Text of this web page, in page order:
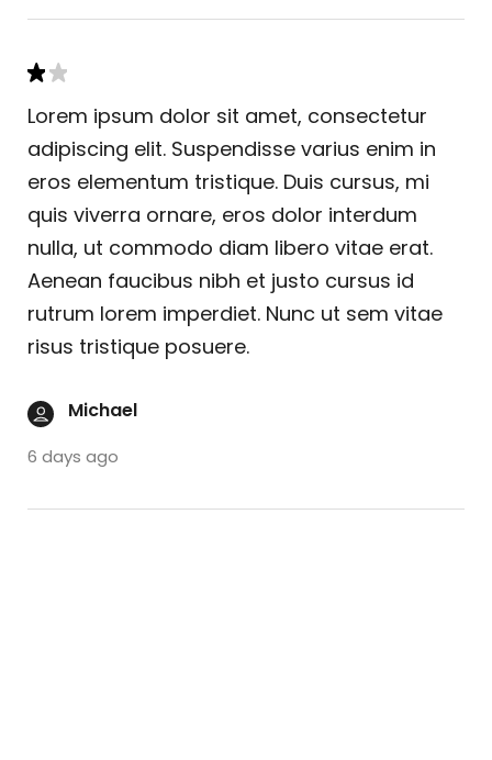
Lorem ipsum dolor sit amet, consectetur
adipiscing elit. Suspendisse varius enim in
eros elementum tristique. Duis cursus, mi
quis viverra ornare, eros dolor interdum
nulla, ut commodo diam libero vitae erat.
Aenean faucibus nibh et justo cursus id
rutrum lorem imperdiet. Nunc ut sem vitae
risus tristique posuere.
Michael
6 days ago